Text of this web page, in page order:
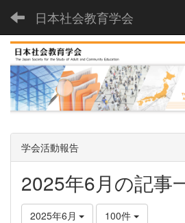
日本社会教育学会
学会活動報告
2025年6月の記事
2025年6月 100件